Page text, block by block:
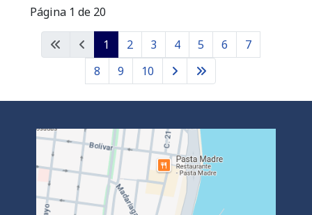
Página 1 de 20
1 2 3 4 5 6
7
8
9 10